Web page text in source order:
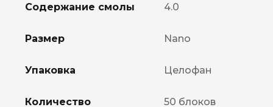
Содержание смолы 4.0
Размер Nano
Упаковка Целофан
Количество 50 блоков